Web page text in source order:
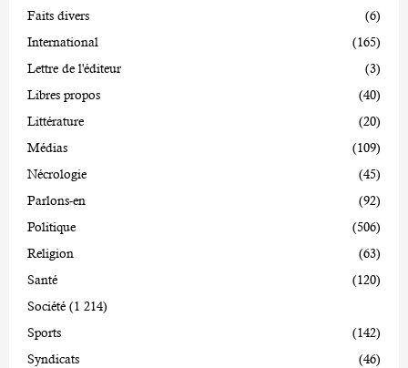
Faits divers
(6)
International
(165)
Lettre de l'éditeur
(3)
Libres propos
(40)
Littérature
(20)
Médias
(109)
Nécrologie
(45)
Parlons-en
(92)
Politique
(506)
Religion
(63)
Santé
(120)
Société (1 214)
Sports
(142)
Syndicats
(46)